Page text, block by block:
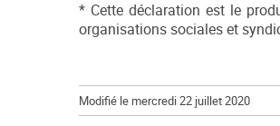
* Cette déclaration est le
organisations sociales et
Modifié le mercredi 22 juillet 2020